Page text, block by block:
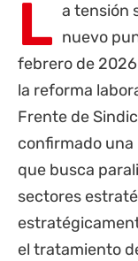
L a tensión
nuevo
febrero de
la reforma
Frente de
confirmado una
que busca
sectores
el tratamiento